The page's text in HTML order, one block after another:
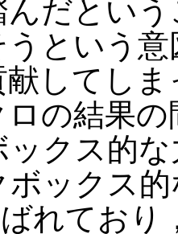
んだとい
うという
献してし
の結果
ックス的
ボックス
れており